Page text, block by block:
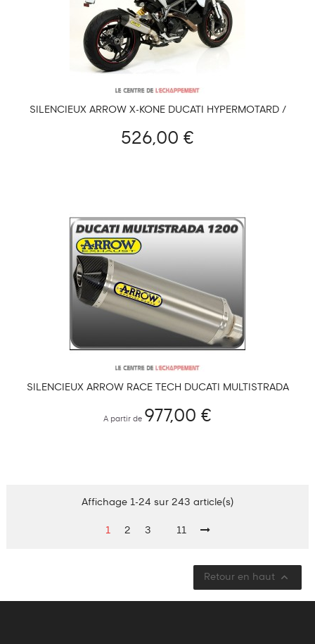
SILENCIEUX ARROW X-KONE DUCATI HYPERMOTARD /
526,00 €
SILENCIEUX ARROW RACE TECH DUCATI MULTISTRADA
A partir de 977,00 €
Affichage 1-24 sur 243 article(s)
1 2 3 11
Retour en haut 